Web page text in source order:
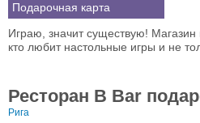
Подарочная карта
Играю, значит существую! Магазин
кто любит настольные игры и не
Ресторан B Bar
Рига